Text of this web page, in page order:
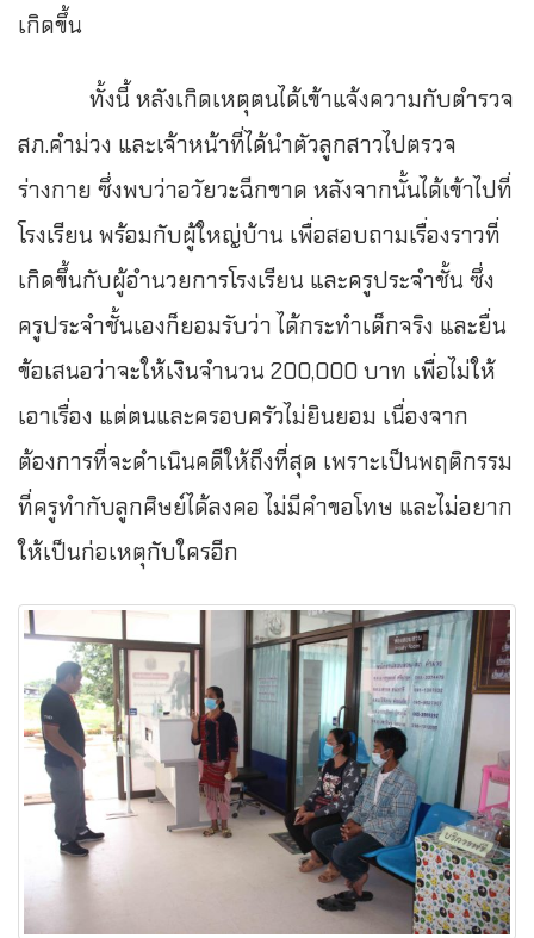
เกิดขึ้น
ทั้งนี้ หลังเกิดเหตุตนได้เข้าแจ้งความกับตำรวจ
สภ.คำม่วง และเจ้าหน้าที่ได้นำตัวลูกสาวไปตรวจ
ร่างกาย ซึ่งพบว่าอวัยวะฉีกขาด หลังจากนั้นได้เข้าไปที่
โรงเรียน พร้อมกับผู้ใหญ่บ้าน เพื่อสอบถามเรื่องราวที่
เกิดขึ้นกับผู้อำนวยการโรงเรียน และครูประจำชั้น ซึ่ง
ครูประจำชั้นเองก็ยอมรับว่า ได้กระทำเด็กจริง และยื่น
ข้อเสนอว่าจะให้เงินจำนวน 200,000 บาท เพื่อไม่ให้
เอาเรื่อง แต่ตนและครอบครัวไม่ยินยอม เนื่องจาก
ต้องการที่จะดำเนินคดีให้ถึงที่สุด เพราะเป็นพฤติกรรม
ที่ครูทำกับลูกศิษย์ได้ลงคอ ไม่มีคำขอโทษ และไม่อยาก
ให้เป็นก่อเหตุกับใครอีก